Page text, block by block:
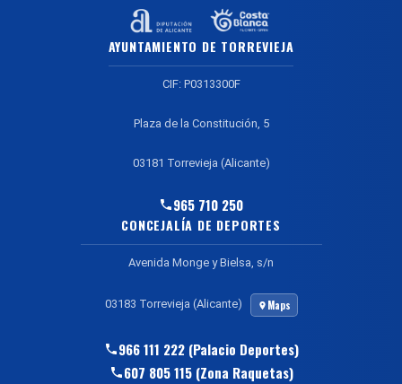
AYUNTAMIENTO DE TORREVIEJA
CIF: P0313300F
Plaza de la Constitución, 5
03181 Torrevieja (Alicante)
965 710 250
CONCEJALÍA DE DEPORTES
Avenida Monge y Bielsa, s/n
03183 Torrevieja (Alicante) Maps
966 111 222 (Palacio Deportes)
607 805 115 (Zona Raquetas)